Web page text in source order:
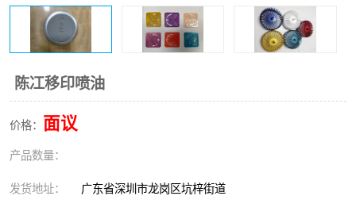
陈冮移印喷油
价格： 面议
产品数量：
发货地址： 广东省深圳市龙岗区坑梓街道